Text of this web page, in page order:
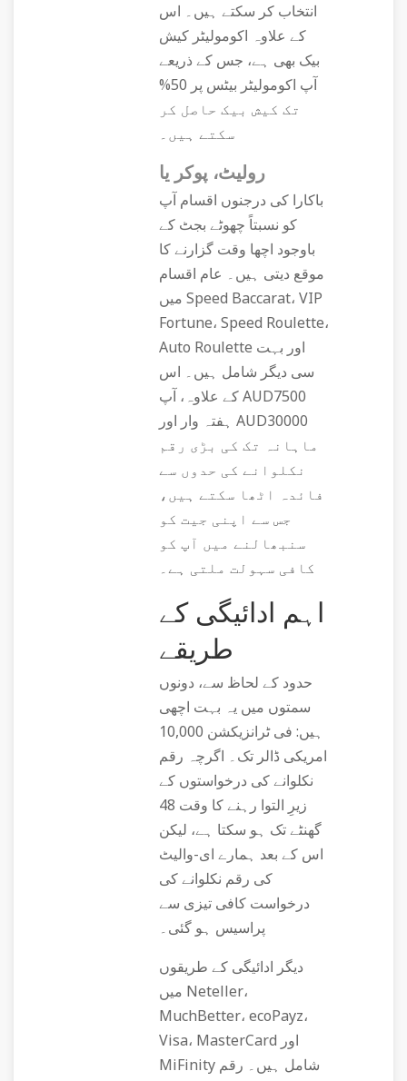
انتخاب کر سکتے ہیں۔ اس
کے علاوہ اکومولیٹر کیش
بیک بھی ہے، جس کے ذریعے
آپ اکومولیٹر بیٹس پر 50%
تک کیش بیک حاصل کر
سکتے ہیں۔
رولیٹ، پوکر یا
باکارا کی درجنوں اقسام آپ
کو نسبتاً چھوٹے بجٹ کے
باوجود اچھا وقت گزارنے کا
موقع دیتی ہیں۔ عام اقسام
میں Speed Baccarat، VIP
Fortune، Speed Roulette،
Auto Roulette اور بہت
سی دیگر شامل ہیں۔ اس
کے علاوہ، آپ AUD7500
ہفتہ وار اور AUD30000
ماہانہ تک کی بڑی رقم
نکلوانے کی حدوں سے
فائدہ اٹھا سکتے ہیں،
جس سے اپنی جیت کو
سنبھالنے میں آپ کو
کافی سہولت ملتی ہے۔
اہم ادائیگی کے
طریقے
حدود کے لحاظ سے، دونوں
سمتوں میں یہ بہت اچھی
ہیں: فی ٹرانزیکشن 10,000
امریکی ڈالر تک۔ اگرچہ رقم
نکلوانے کی درخواستوں کے
زیرِ التوا رہنے کا وقت 48
گھنٹے تک ہو سکتا ہے، لیکن
اس کے بعد ہمارے ای-والیٹ
کی رقم نکلوانے کی
درخواست کافی تیزی سے
پراسیس ہو گئی۔
دیگر ادائیگی کے طریقوں
میں Neteller،
MuchBetter، ecoPayz،
Visa، MasterCard اور
MiFinity شامل ہیں۔ رقم